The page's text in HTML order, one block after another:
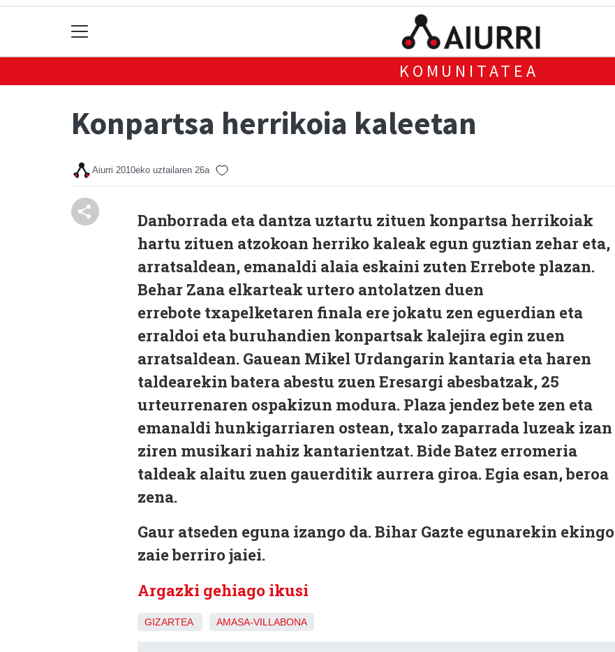
KOMUNITATEA
Konpartsa herrikoia kaleetan
Aiurri 2010eko uztailaren 26a
Danborrada eta dantza uztartu zituen konpartsa herrikoiak
hartu zituen atzokoan herriko kaleak egun guztian zehar eta,
arratsaldean, emanaldi alaia eskaini zuten Errebote plazan.
Behar Zana elkarteak urtero antolatzen duen
errebote txapelketaren finala ere jokatu zen eguerdian eta
erraldoi eta buruhandien konpartsak kalejira egin zuen
arratsaldean. Gauean Mikel Urdangarin kantaria eta haren
taldearekin batera abestu zuen Eresargi abesbatzak, 25
urteurrenaren ospakizun modura. Plaza jendez bete zen eta
emanaldi hunkigarriaren ostean, txalo zaparrada luzeak izan
ziren musikari nahiz kantarientzat. Bide Batez erromeria
taldeak alaitu zuen gauerditik aurrera giroa. Egia esan, beroa
zena.
Gaur atseden eguna izango da. Bihar Gazte egunarekin ekingo
zaie berriro jaiei.
Argazki gehiago ikusi
GIZARTEA AMASA-VILLABONA